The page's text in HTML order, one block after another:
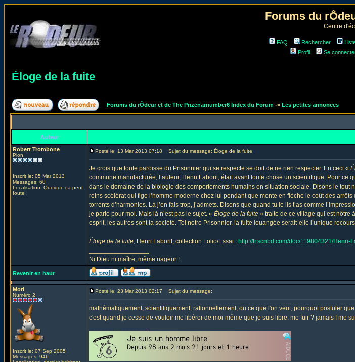
Forums du
Centre
FAQ Rechercher
Profil
Se
Éloge de la fuite
Forums du rÔdeur et de The Prizenarnumber6 Index du Forum -> Les petites annonces
Auteur
Robert Trombone
Pion
Inscrit le: 05 Mar 2013
Messages: 60
Localisation: Quoique ça peut
foute !
Posté le: 13 Mar 2013 07:18 Sujet du message: Éloge de la fuite
Je crois que toute paroisse du Prisonnier qui se respecte se doit de ne rien respecter. En ceci «
commune manufacturée, l’auteur, Henri Laborit, était avant toute chose un scientifique. Pour
dans le domaine de la biologie des comportements humains en situation sociale. Disons le tout
reins scélérat qui fige l’homme moderne chez lui pendant que monte en flèche le coût des
torrents d’harmonies. Là j’en fais trop, j’admets. Disons que quand tu le lis t’as comme
je parle pour moi. Mais là n’est pas le sujet. « Éloge de la fuite » traite de ce village qui est nôtre
esprit, les autres sont la société. Tel notre Prisonnier, la fuite louangée serait-elle l’unique
Éloge de la fuite, Henri Laborit, collection Folio/Essai : http://fr.scribd.com/doc/119804321/Henri-
Ni Dieu ni maître, même nageur !
Revenir en haut
Mori
Numéro 2
Inscrit le: 07 Sep 2005
Messages: 946
Posté le: 23 Mar 2013 02:17 Sujet du message:
mathématiquement, scientifiquement, rationnellement, ou ce que l'on veut, pourquoi postuler
c'est quand je cesse de vouloir me libérer de moi-même que je suis libre. me fuir ? jamais ! me